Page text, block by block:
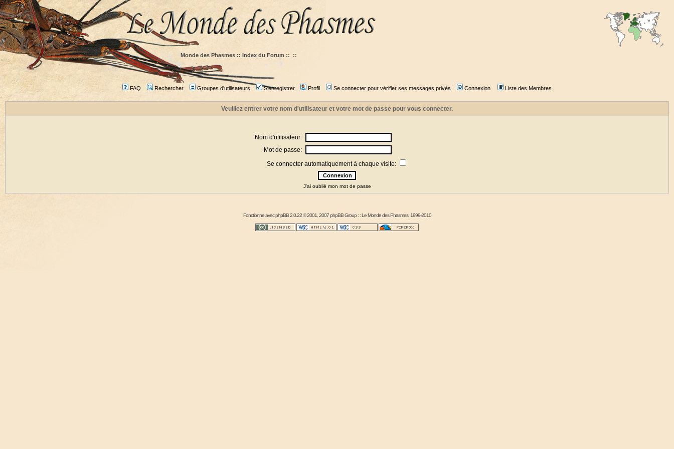
Monde des Phasmes :: Index du Forum :: ::
FAQ Rechercher Groupes d'utilisateurs S'enregistrer Profil Se connecter pour vérifier ses messages privés Connexion Liste des Membres
Veuillez entrer votre nom d'utilisateur et votre mot de passe pour vous connecter.
Nom d'utilisateur:
Mot de passe:
Se connecter automatiquement à chaque visite:
J'ai oublié mon mot de passe
Fonctionne avecphpBB2.0.22 © 2001, 2007 phpBB Group : :Le Monde des Phasmes, 1999-2010